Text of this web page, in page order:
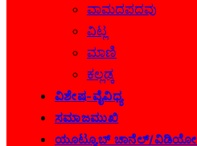
ವಾಮದಪದವು
ವಿಟ್ಲ
ಮಾಣಿ
ಕಲ್ಲಡ್ಕ
ವಿಶೇಷ-ವೈವಿಧ್ಯ
ಸಮಾಜಮುಖಿ
ಯೂಟ್ಯೂಬ್ ಚಾನೆಲ್/ವಿಡಿಯೋ